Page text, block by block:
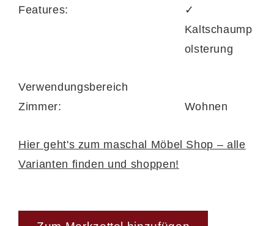
Features:
✓
Kaltschaump
olsterung
Verwendungsbereich
Zimmer:
Wohnen
Hier geht's zum maschal Möbel Shop – alle
Varianten finden und shoppen!